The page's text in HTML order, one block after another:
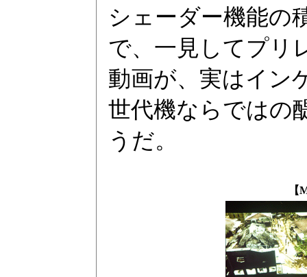
シェーダー機能の
で、一見してプリ
動画が、実はイン
世代機ならではの
うだ。